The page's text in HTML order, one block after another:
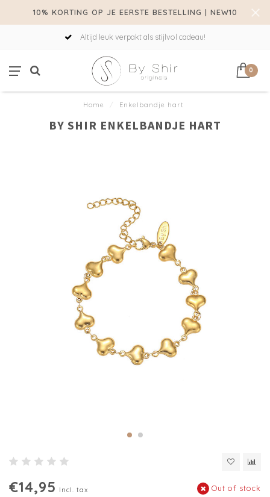
10% KORTING OP JE EERSTE BESTELLING | NEW10
Altijd leuk verpakt als stijlvol cadeau!
0
Home / Enkelbandje hart
BY SHIR ENKELBANDJE HART
€14,95 Incl. tax Out of stock